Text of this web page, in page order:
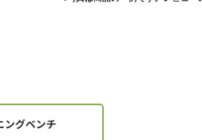
ングベンチ